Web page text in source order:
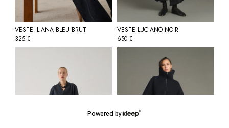
VESTE ILIANA BLEU BRUT
325 €
VESTE LUCIANO NOIR
650 €
Powered by